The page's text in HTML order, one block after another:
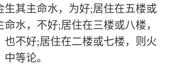
生其主命水，为好;居住在五楼或
水，不好;居住在三楼或八楼，
也不好;居住在二楼或七楼，则火
等论。